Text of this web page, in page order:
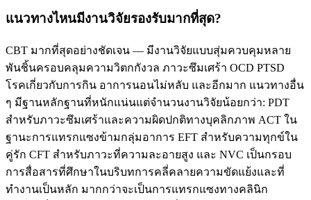
แนวทางไหนมีงานวิจัยรองรับมากที่สุด?
CBT มากที่สุดอย่างชัดเจน — มีงานวิจัยแบบสุ่มควบคุมหลาย
พันชิ้นครอบคลุมความวิตกกังวล ภาวะซึมเศร้า OCD PTSD
โรคเกี่ยวกับการกิน อาการนอนไม่หลับ และอีกมาก แนวทางอื่น
ๆ มีฐานหลักฐานที่หนักแน่นแต่จำนวนงานวิจัยน้อยกว่า: PDT
สำหรับภาวะซึมเศร้าและความผิดปกติทางบุคลิกภาพ ACT ใน
ฐานะการแทรกแซงข้ามกลุ่มอาการ EFT สำหรับความทุกข์ใน
คู่รัก CFT สำหรับภาวะที่ความละอายสูง และ NVC เป็นกรอบ
การสื่อสารที่ศึกษาในบริบทการคลี่คลายความขัดแย้งและที่
ทำงานเป็นหลัก มากกว่าจะเป็นการแทรกแซงทางคลินิก